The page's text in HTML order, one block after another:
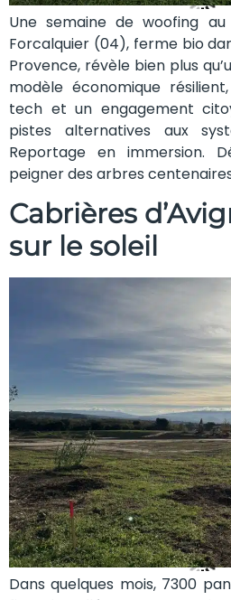
Une semaine de woofing
Forcalquier (04), ferme bio
Provence, révèle bien plus
modèle économique
tech et un engagement
pistes alternatives aux
Reportage en immersion.
peigner des arbres
Cabrières
sur le soleil
Dans quelques mois, 7300